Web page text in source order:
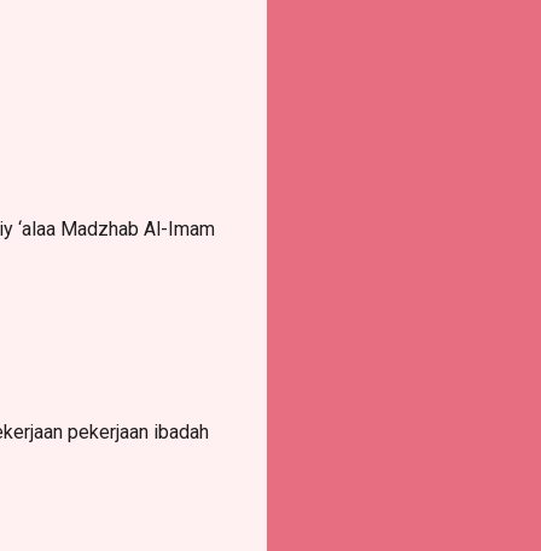
‘alaa Madzhab Al-Imam
pekerjaan ibadah